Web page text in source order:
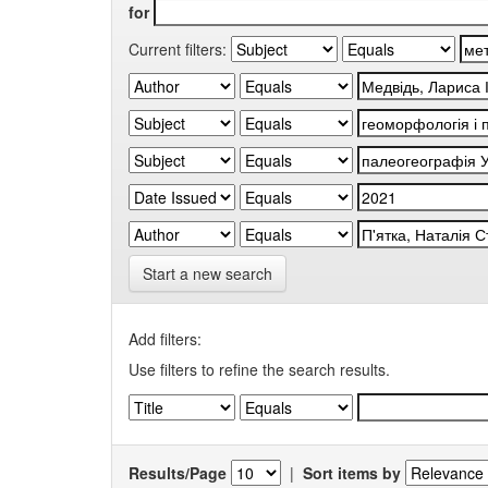
for
Current filters:
Start a new search
Add filters:
Use filters to refine the search results.
Results/Page | Sort items by